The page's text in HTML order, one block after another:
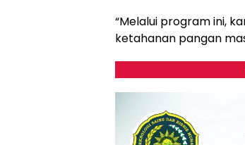
“Melalui program ini,
ketahanan pangan